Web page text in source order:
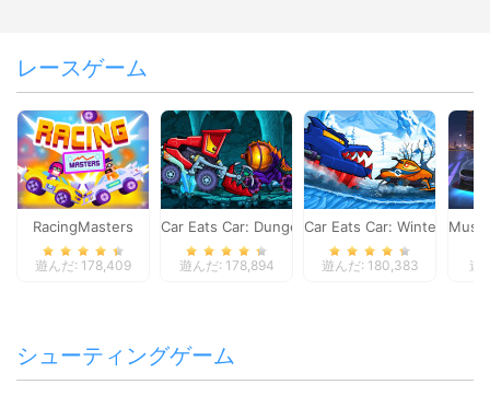
レースゲーム
RacingMasters
遊んだ: 178,409
Car Eats Car: Dungeon Adventure
遊んだ: 178,894
Car Eats Car: Winter
遊んだ: 180,383 遊
シューティングゲーム